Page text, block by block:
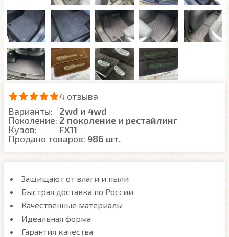
4 отзыва
Варианты:
2wd и 4wd
Поколение: 2 поколение и рестайлинг
Кузов:
FX11
Продано товаров: 986 шт.
Защищают от влаги и пыли
Быстрая доставка по России
Качественные материалы
Идеальная форма
Гарантия качества